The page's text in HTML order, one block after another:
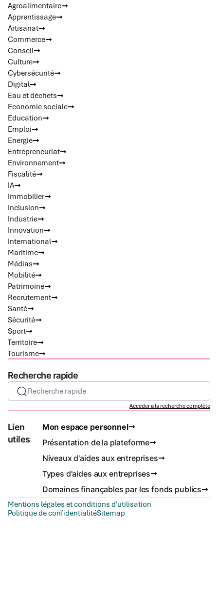
Agroalimentaire
Apprentissage
Artisanat
Commerce
Conseil
Culture
Cybersécurité
Digital
Eau et déchets
Economie sociale
Education
Emploi
Energie
Entrepreneuriat
Environnement
Fiscalité
IA
Immobilier
Inclusion
Industrie
Innovation
International
Maritime
Médias
Mobilité
Patrimoine
Recrutement
Santé
Sécurité
Sport
Territoire
Tourisme
Recherche rapide
Recherche rapide
Accéder à la recherche complète
Lien
utiles
Mon espace personnel
Présentation de la plateforme
Niveaux d'aides aux entreprises
Types d'aides aux entreprises
Domaines finançables par les fonds publics
Mentions légales et conditions d'utilisation
Politique de confidentialitéSitemap